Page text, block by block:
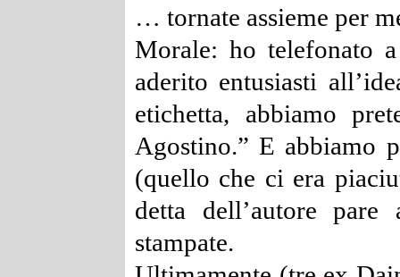
… tornate assieme per
Morale: ho telefonato
aderito entusiasti
etichetta, abbiamo
Agostino.”E abbiamo
(quello che ci era
detta dell’autore
stampate.